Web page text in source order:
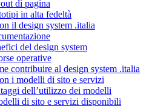
di pagina
in alta fedeltà
il design system .italia
del design system
operative
contribuire al design system .italia
i modelli di sito e servizi
dell’utilizzo dei modelli
di sito e servizi disponibili